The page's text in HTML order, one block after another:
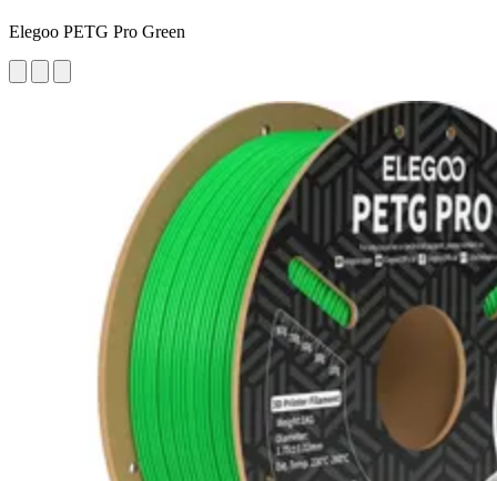
Elegoo PETG Pro Green